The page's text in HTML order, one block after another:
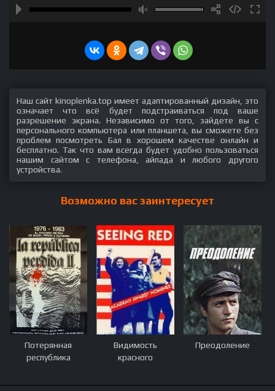
Наш сайт kinoplenka.top имеет адаптированный дизайн, это
означает что всё будет подстраиваться под ваше
разрешение экрана. Независимо от того, зайдете вы с
персонального компьютера или планшета, вы сможете без
проблем посмотреть Бал в хорошем качестве онлайн и
бесплатно. Так что вам всегда будет удобно пользоваться
нашим сайтом с телефона, айпада и любого другого
устройства.
Возможно вас заинтересует
Потерянная
республика
Видимость
красного
Преодоление